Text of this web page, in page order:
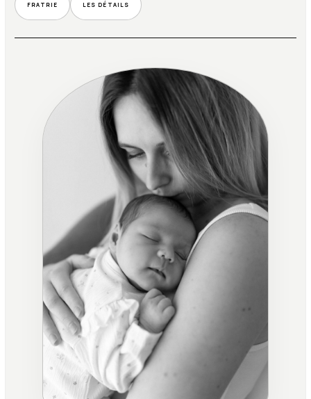
FRATRIE LES DÉTAILS